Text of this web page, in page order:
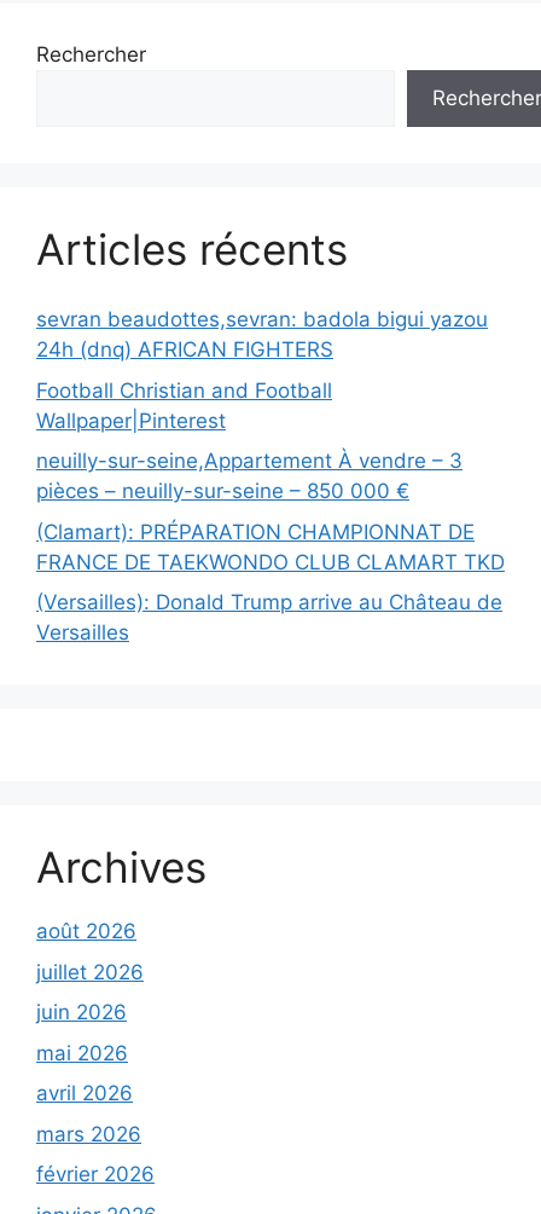
Rechercher
Rechercher
Articles récents
sevran beaudottes,sevran: badola bigui yazou
24h (dnq) AFRICAN FIGHTERS
Football Christian and Football
Wallpaper|Pinterest
neuilly-sur-seine,Appartement À vendre – 3
pièces – neuilly-sur-seine – 850 000 €
(Clamart): PRÉPARATION CHAMPIONNAT DE
FRANCE DE TAEKWONDO CLUB CLAMART TKD
(Versailles): Donald Trump arrive au Château de
Versailles
Archives
août 2026
juillet 2026
juin 2026
mai 2026
avril 2026
mars 2026
février 2026